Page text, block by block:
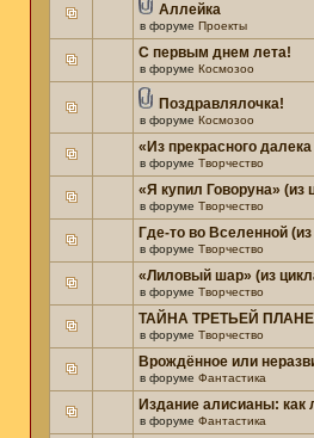
Аллейка
в форуме Проекты
С первым днем лета!
в форуме Космозоо
Поздравлялочка!
в форуме Космозоо
«Из прекрасного
в форуме Творчество
«Я купил Говоруна»
в форуме Творчество
Где-то во Вселенной
в форуме Творчество
«Лиловый шар» (из
в форуме Творчество
ТАЙНА ТРЕТЬЕЙ
в форуме Творчество
Врождённое или
в форуме Фантастика
Издание алисианы: как
в форуме Фантастика